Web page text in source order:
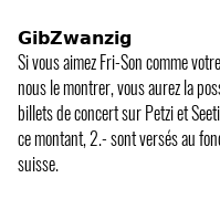
𝗚𝗶𝗯𝗭𝘄𝗮𝗻𝘇𝗶𝗴
Si vous aimez Fri-Son comme
nous le montrer, vous aurez la
billets de concert sur Petzi et
ce montant, 2.- sont versés au
suisse.